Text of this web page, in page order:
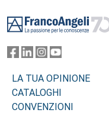
LA TUA OPINIONE
CATALOGHI
CONVENZIONI